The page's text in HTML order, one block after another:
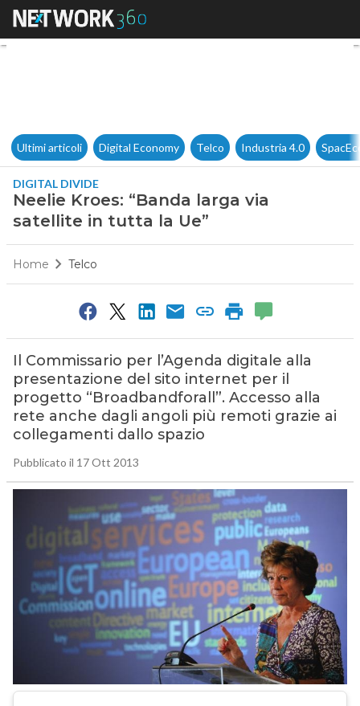
Neelie Kroes: “Banda larga
Ultimi articoli Digital Economy Telco Industria 4.0
DIGITAL DIVIDE
Neelie Kroes: “Banda larga via
satellite in tutta la Ue”
Home Telco
Il Commissario per l’Agenda digitale alla
presentazione del sito internet per il
progetto “Broadbandforall”. Accesso alla
rete anche dagli angoli più remoti grazie ai
collegamenti dallo spazio
Pubblicato il 17 Ott 2013